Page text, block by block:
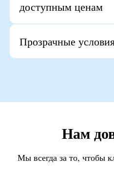
доступным ценам
Прозрачные
Нам
Мы всегда за то, чтобы